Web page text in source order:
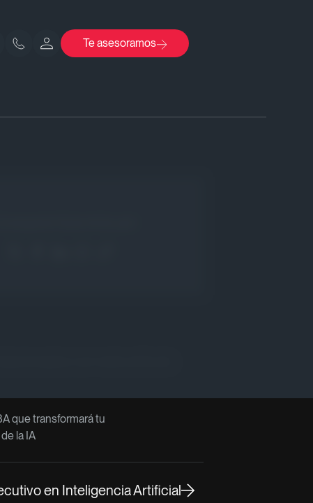
Te asesoramos
señal)
que transformará tu
la IA
en Inteligencia Artificial